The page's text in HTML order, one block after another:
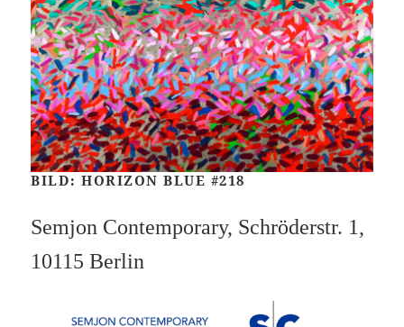
BILD: HORIZON BLUE #218
Semjon Contemporary, Schröderstr. 1,
10115 Berlin